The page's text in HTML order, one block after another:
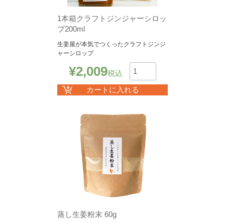
1本箱クラフトジンジャーシロッ
プ200ml
生姜屋が本気でつくったクラフトジンジ
ャーシロップ
¥2,009税込
数
カートに入れる
蒸し生姜粉末 60g